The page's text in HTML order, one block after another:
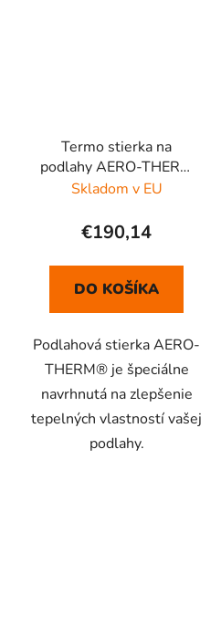
Termo stierka na
podlahy AERO-THERM
FLOOR 12L
Skladom v EU
€190,14
DO KOŠÍKA
Podlahová stierka AERO-
THERM® je špeciálne
navrhnutá na zlepšenie
tepelných vlastností vašej
podlahy.